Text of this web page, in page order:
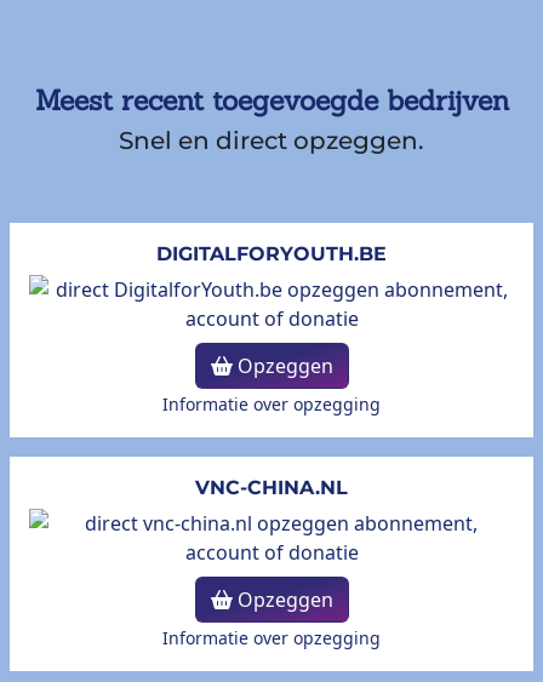
Meest recent toegevoegde bedrijven
Snel en direct opzeggen.
DIGITALFORYOUTH.BE
Opzeggen
Informatie over opzegging
VNC-CHINA.NL
Opzeggen
Informatie over opzegging